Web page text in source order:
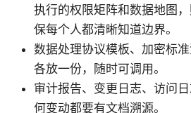
执行的权限矩阵和数据地图
保每个人都清晰知道边界。
数据处理协议模板、加密标
各放一份，随时可调用。
审计报告、变更日志、访问
何变动都要有文档溯源。